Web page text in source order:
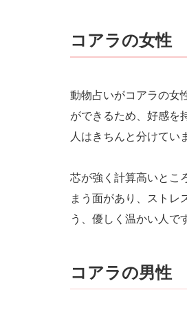
コアラの女性
動物占いがコアラの女
ができるため、好感を
人はきちんと分けてい
芯が強く計算高いとこ
まう面があり、ストレ
う、優しく温かい人で
コアラの男性